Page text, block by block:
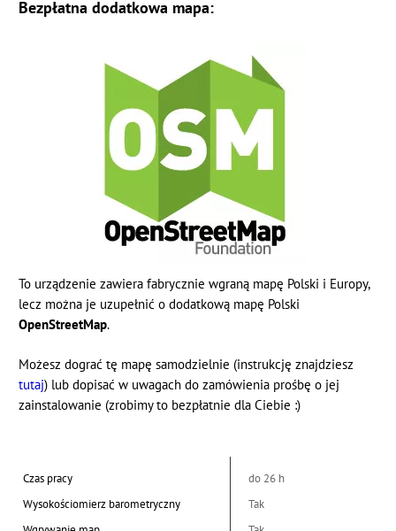
Bezpłatna dodatkowa mapa:
To urządzenie zawiera fabrycznie wgraną mapę Polski i Europy,
lecz można je uzupełnić o dodatkową mapę Polski
OpenStreetMap.
Możesz dograć tę mapę samodzielnie (instrukcję znajdziesz
tutaj) lub dopisać w uwagach do zamówienia prośbę o jej
zainstalowanie (zrobimy to bezpłatnie dla Ciebie :)
Czas pracy
do 26 h
Wysokościomierz barometryczny
Tak